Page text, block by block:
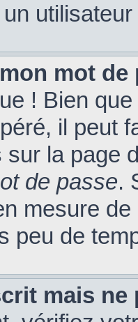
mot de
! Bien
il peut
sur la page
de passe.
mesure
peu de
mais ne